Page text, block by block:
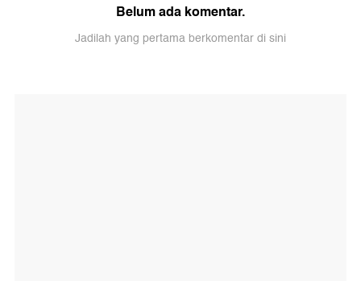
Belum ada komentar.
Jadilah yang pertama berkomentar di sini